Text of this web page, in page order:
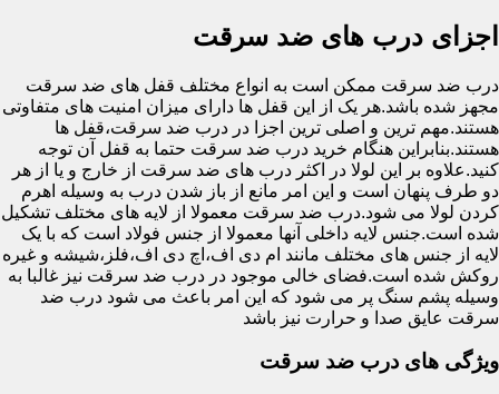
اجزای درب های ضد سرقت
درب ضد سرقت ممکن است به انواع مختلف قفل های ضد سرقت
مجهز شده باشد.هر یک از این قفل ها دارای میزان امنیت های متفاوتی
هستند.مهم ترین و اصلی ترین اجزا در درب ضد سرقت،قفل ها
هستند.بنابراین هنگام خرید درب ضد سرقت حتما به قفل آن توجه
کنید.علاوه بر این لولا در اکثر درب های ضد سرقت از خارج و یا از هر
دو طرف پنهان است و این امر مانع از باز شدن درب به وسیله اهرم
کردن لولا می شود.درب ضد سرقت معمولا از لایه های مختلف تشکیل
شده است.جنس لایه داخلی آنها معمولا از جنس فولاد است که با یک
لایه از جنس های مختلف مانند ام دی اف،اچ دی اف،فلز،شیشه و غیره
روکش شده است.فضای خالی موجود در درب ضد سرقت نیز غالبا به
وسیله پشم سنگ پر می شود که این امر باعث می شود درب ضد
سرقت عایق صدا و حرارت نیز باشد
ویژگی های درب ضد سرقت